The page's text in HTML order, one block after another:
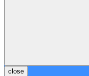
close